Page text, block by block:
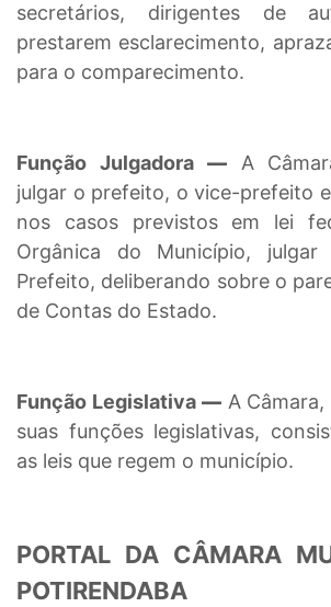
secretários, dirigentes de
prestarem esclarecimento,
para o comparecimento.
Função Julgadora—A
julgar o prefeito, o vice-prefeito
nos casos previstos em lei
Orgânica do Município,
Prefeito, deliberando sobre o
de Contas do Estado.
Função Legislativa—A Câmara,
suas funções legislativas,
as leis que regem o município.
PORTAL DA CÂMARA
POTIRENDABA